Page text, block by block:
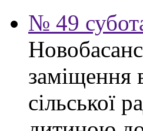
№ 49
заміщення
сільської